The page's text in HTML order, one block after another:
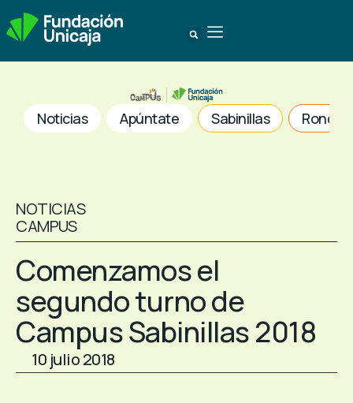
Noticias Apúntate Sabinillas Ronda
NOTICIAS
CAMPUS
Comenzamos el
segundo turno de
Campus Sabinillas 2018
10 julio 2018